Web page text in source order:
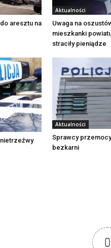
aresztu na
Aktualności
Uwaga na
mieszkanki
straciły pieniądze
nietrzeźwy
Aktualności
Sprawcy
bezkarni
0